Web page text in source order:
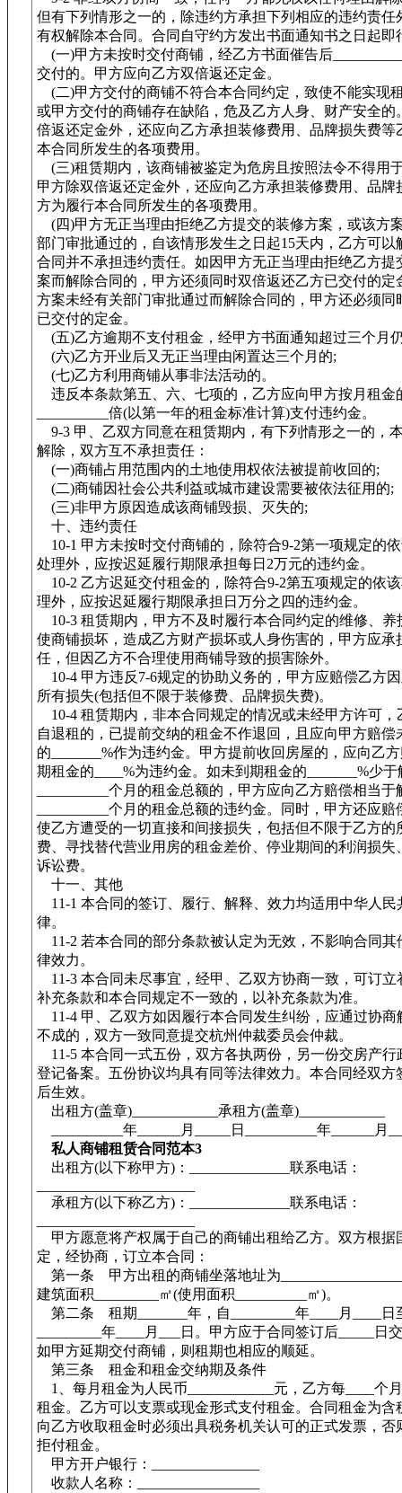
但有下列情形之一的，除违约方承担下列相应的违约责任
有权解除本合同。合同自守约方发出书面通知书之日起即
(一)甲方未按时交付商铺，经乙方书面催告后
交付的。甲方应向乙方双倍返还定金。
(二)甲方交付的商铺不符合本合同约定，致使不能实现
或甲方交付的商铺存在缺陷，危及乙方人身、财产安全的
倍返还定金外，还应向乙方承担装修费用、品牌损失费等
本合同所发生的各项费用。
(三)租赁期内，该商铺被鉴定为危房且按照法令不得用
甲方除双倍返还定金外，还应向乙方承担装修费用、品牌
方为履行本合同所发生的各项费用。
(四)甲方无正当理由拒绝乙方提交的装修方案，或该方
部门审批通过的，自该情形发生之日起15天内，乙方可以
合同并不承担违约责任。如因甲方无正当理由拒绝乙方提
案而解除合同的，甲方还须同时双倍返还乙方已交付的定
方案未经有关部门审批通过而解除合同的，甲方还必须同
已交付的定金。
(五)乙方逾期不支付租金，经甲方书面通知超过三个月
(六)乙方开业后又无正当理由闲置达三个月的;
(七)乙方利用商铺从事非法活动的。
违反本条款第五、六、七项的，乙方应向甲方按月租金
__________倍(以第一年的租金标准计算)支付违约金。
9-3 甲、乙双方同意在租赁期内，有下列情形之一的，
解除，双方互不承担责任：
(一)商铺占用范围内的土地使用权依法被提前收回的;
(二)商铺因社会公共利益或城市建设需要被依法征用的;
(三)非甲方原因造成该商铺毁损、灭失的;
十、违约责任
10-1 甲方未按时交付商铺的，除符合9-2第一项规定的
处理外，应按迟延履行期限承担每日2万元的违约金。
10-2 乙方迟延交付租金的，除符合9-2第五项规定的依
理外，应按迟延履行期限承担日万分之四的违约金。
10-3 租赁期内，甲方不及时履行本合同约定的维修、养
使商铺损坏，造成乙方财产损坏或人身伤害的，甲方应承
任，但因乙方不合理使用商铺导致的损害除外。
10-4 甲方违反7-6规定的协助义务的，甲方应赔偿乙方
所有损失(包括但不限于装修费、品牌损失费)。
10-4 租赁期内，非本合同规定的情况或未经甲方许可，
自退租的，已提前交纳的租金不作退回，且应向甲方赔偿
的_______%作为违约金。甲方提前收回房屋的，应向乙
期租金的____%为违约金。如未到期租金的_______%少
__________个月的租金总额的，甲方应向乙方赔偿相当
__________个月的租金总额的违约金。同时，甲方还应
使乙方遭受的一切直接和间接损失，包括但不限于乙方的
费、寻找替代营业用房的租金差价、停业期间的利润损失
诉讼费。
十一、其他
11-1 本合同的签订、履行、解释、效力均适用中华人民
律。
11-2 若本合同的部分条款被认定为无效，不影响合同其
律效力。
11-3 本合同未尽事宜，经甲、乙双方协商一致，可订立
补充条款和本合同规定不一致的，以补充条款为准。
11-4 甲、乙双方如因履行本合同发生纠纷，应通过协商
不成的，双方一致同意提交杭州仲裁委员会仲裁。
11-5 本合同一式五份，双方各执两份，另一份交房产行
登记备案。五份协议均具有同等法律效力。本合同经双方
后生效。
出租方(盖章)____________承租方(盖章)____________
__________年______月_____日__________年______月
私人商铺租赁合同范本3
出租方(以下称甲方)：______________联系电话：
承租方(以下称乙方)：______________联系电话：
甲方愿意将产权属于自己的商铺出租给乙方。双方根据
定，经协商，订立本合同：
第一条 甲方出租的商铺坐落地址为
建筑面积_________㎡(使用面积__________㎡)。
第二条 租期_______年，自_________年____月____日
_________年____月___日。甲方应于合同签订后_____日
如甲方延期交付商铺，则租期也相应的顺延。
第三条 租金和租金交纳期及条件
1、每月租金为人民币____________元，乙方每____个
租金。乙方可以支票或现金形式支付租金。合同租金为含
向乙方收取租金时必须出具税务机关认可的正式发票，否
拒付租金。
甲方开户银行：_______________
收款人名称：_________________